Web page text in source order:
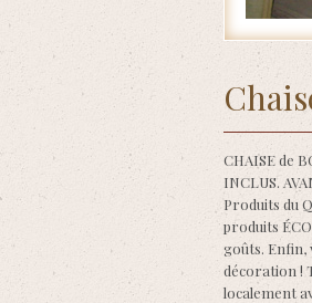
Accueil/
CHAISE de
INCLUS.
Produits du
produits
goûts. Enfin,
décoration !
localement